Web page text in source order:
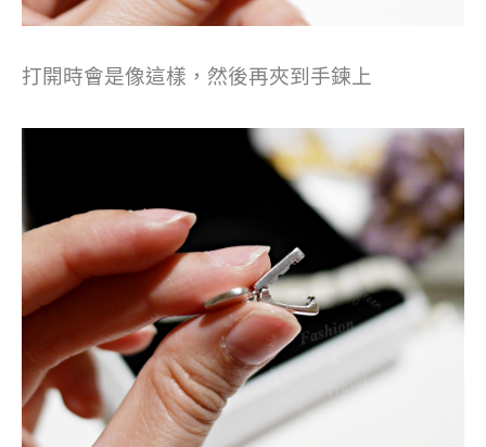
打開時會是像這樣，然後再夾到手鍊上